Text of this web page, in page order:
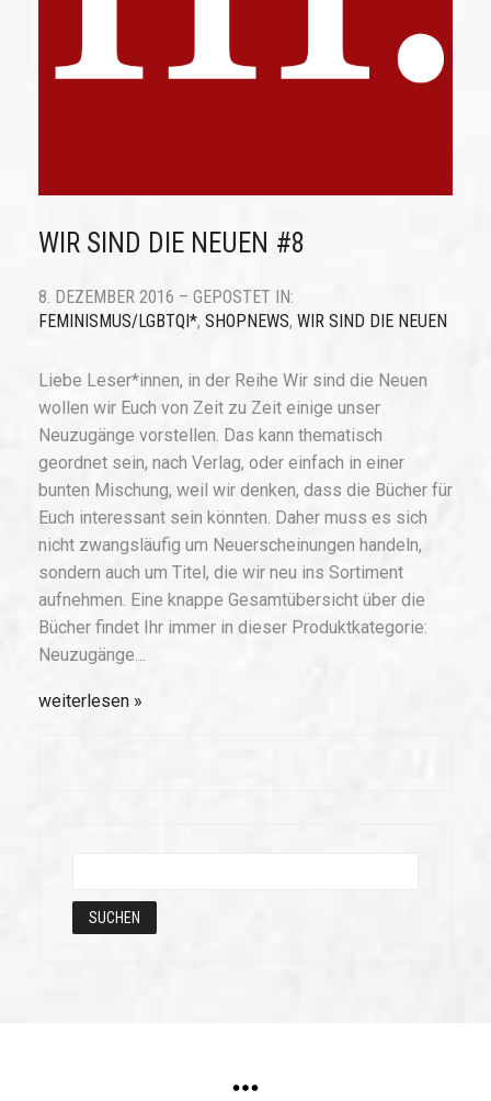
WIR SIND DIE NEUEN #8
8. DEZEMBER 2016 – GEPOSTET IN:
FEMINISMUS/LGBTQI*, SHOPNEWS, WIR SIND DIE NEUEN
Liebe Leser*innen, in der Reihe Wir sind die Neuen
wollen wir Euch von Zeit zu Zeit einige unser
Neuzugänge vorstellen. Das kann thematisch
geordnet sein, nach Verlag, oder einfach in einer
bunten Mischung, weil wir denken, dass die Bücher für
Euch interessant sein könnten. Daher muss es sich
nicht zwangsläufig um Neuerscheinungen handeln,
sondern auch um Titel, die wir neu ins Sortiment
aufnehmen. Eine knappe Gesamtübersicht über die
Bücher findet Ihr immer in dieser Produktkategorie:
Neuzugänge…
weiterlesen